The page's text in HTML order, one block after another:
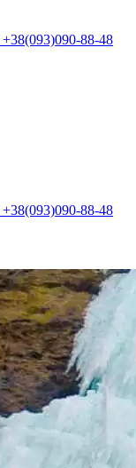
+38(093)090-88-48
+38(093)090-88-48